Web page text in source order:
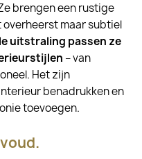
brengen een rustige
maar subtiel
uitstraling passen ze
– van
Het zijn
benadrukken en
toevoegen.